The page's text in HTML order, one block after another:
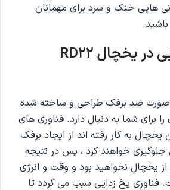
هایی خنک و سرد برای مهمانان
فناوری یخ زدایی در یخچال RD22
ضد برفک طراحی و ساخته شده
برای شما به دنبال دارد. فناوری های
یخچال به کار رفته اند از ایجاد برفک
خواهند کرد ، پس در نتیجه
از یخچال نخواهید بود و وقت و انرژی
فناوری یخ زدایی سبب می گردد تا